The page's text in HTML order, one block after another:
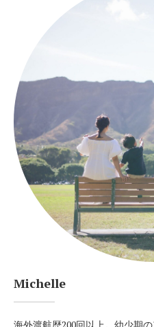
Michelle
海外渡航歴200回以上。幼少期